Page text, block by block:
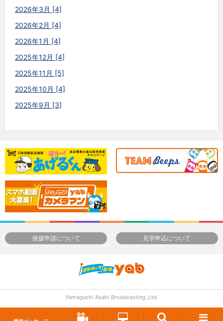
2026年3月 [4]
2026年2月 [4]
2026年1月 [4]
2025年12月 [4]
2025年11月 [5]
2025年10月 [4]
2025年9月 [3]
後援申請について 見学申込について
Yamaguchi Asahi Broadcasting.,Ltd.